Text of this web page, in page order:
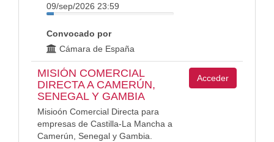
09/sep/2026 23:59
Convocado por
Cámara de España
MISIÓN COMERCIAL
DIRECTA A CAMERÚN,
SENEGAL Y GAMBIA
Misioón Comercial Directa para
empresas de Castilla-La Mancha a
Camerún, Senegal y Gambia.
Acceder